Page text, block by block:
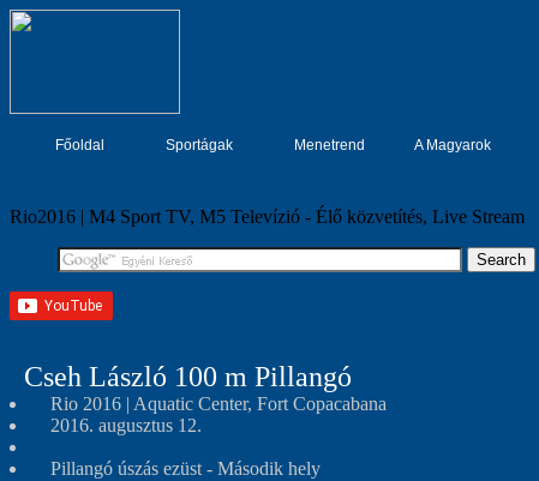
Főoldal Sportágak Menetrend A Magyarok
Rio2016 | M4 Sport TV, M5 Televízió - Élő közvetítés, Live Stream
Cseh László 100 m Pillangó
Rio 2016 | Aquatic Center, Fort Copacabana
2016. augusztus 12.
Pillangó úszás ezüst - Második hely